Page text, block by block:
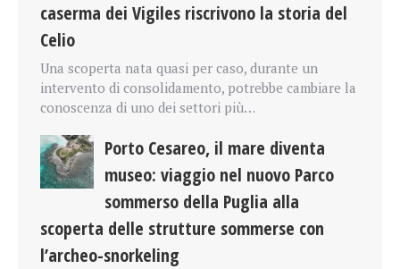
caserma dei Vigiles riscrivono la storia del
Celio
Una scoperta nata quasi per caso, durante un
intervento di consolidamento, potrebbe cambiare la
conoscenza di uno dei settori più…
Porto Cesareo, il mare diventa
museo: viaggio nel nuovo Parco
sommerso della Puglia alla
scoperta delle strutture sommerse con
l’archeo-snorkeling